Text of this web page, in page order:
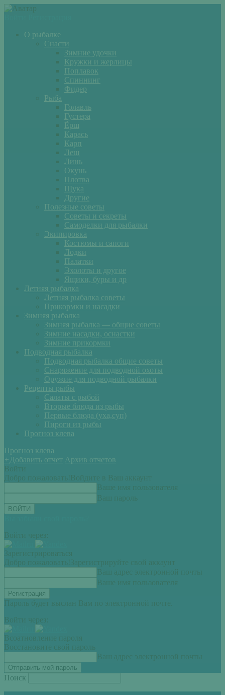
О рыбалке
Снасти
Зимние удочки
Кружки и жерлицы
Поплавок
Спиннинг
Фидер
Рыба
Голавль
Густера
Ёрш
Карась
Карп
Лещ
Линь
Окунь
Плотва
Щука
Другие
Полезные советы
Советы и секреты
Самоделки для рыбалки
Экипировка
Костюмы и сапоги
Лодки
Палатки
Эхолоты и другое
Ящики, буры и др
Летняя рыбалка
Летняя рыбалка советы
Прикормки и насадки
Зимняя рыбалка
Зимняя рыбалка — общие советы
Зимние насадки, оснастки
Зимние прикормки
Подводная рыбалка
Подводная рыбалка общие советы
Снаряжение для подводной охоты
Оружие для подводной рыбалки
Рецепты рыбы
Салаты с рыбой
Вторые блюда из рыбы
Первые блюда (уха,суп)
Пироги из рыбы
Прогноз клева
Прогноз клева
+ Добавить отчет Архив отчетов
Войти
Добро пожаловать! Войдите в Ваш аккаунт
Ваше имя пользователя
Ваш пароль
Войти через:
Зарегистрироваться
Добро пожаловать! Зарегистрируйте свой аккаунт
Ваш адрес электронной почты
Ваше имя пользователя
Пароль будет выслан Вам по электронной почте.
Войти через:
Всоатновление пароля
Восстановите свой пароль
Ваш адрес электронной почты
Поиск